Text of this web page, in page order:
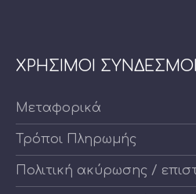
ΧΡΗΣΙΜΟΙ ΣΥΝΔΕΣΜΟΙ
Μεταφορικά
Τρόποι Πληρωμής
Πολιτική ακύρωσης /